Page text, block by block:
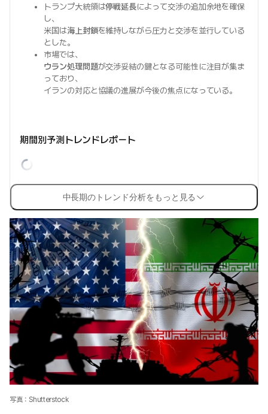
トランプ大統領は停戦延長によって交渉の追加余地を確保
し、
米国は海上封鎖を維持しながら圧力と交渉を並行している
とした。
市場では、
ウラン処理問題が交渉妥結の鍵となる可能性に注目が集ま
っており、
イランの対応と協議の進展が今後の焦点になっている。
期間別予測トレンドレポート
中長期のトレンド分析をもっと見る
写真：Shutterstock